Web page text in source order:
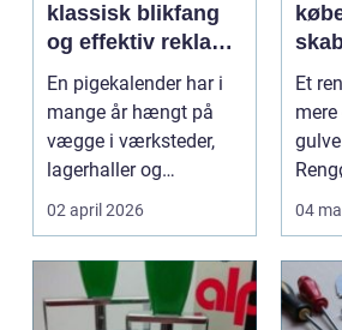
klassisk blikfang
og effektiv reklame
året rundt
En pigekalender har i
mange år hængt på
vægge i værksteder,
lagerhaller og
frokoststuer over hele
02 april 2026
har
Et
04